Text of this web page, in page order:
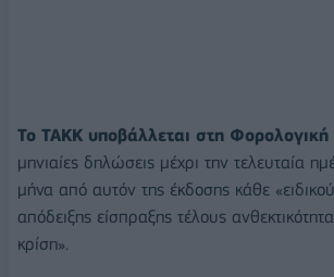
Το TAKK υποβάλλεται στη Φορολογική
μηνιαίες δηλώσεις μέχρι την τελευταία
μήνα από αυτόν της έκδοσης κάθε
απόδειξης είσπραξης τέλους
κρίση».